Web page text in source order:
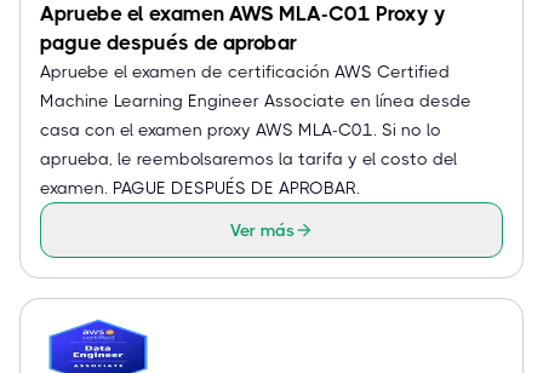
Apruebe el examen AWS MLA-C01 Proxy y
pague después de aprobar
Apruebe el examen de certificación AWS Certified
Machine Learning Engineer Associate en línea desde
casa con el examen proxy AWS MLA-C01. Si no lo
aprueba, le reembolsaremos la tarifa y el costo del
examen. PAGUE DESPUÉS DE APROBAR.
Ver más